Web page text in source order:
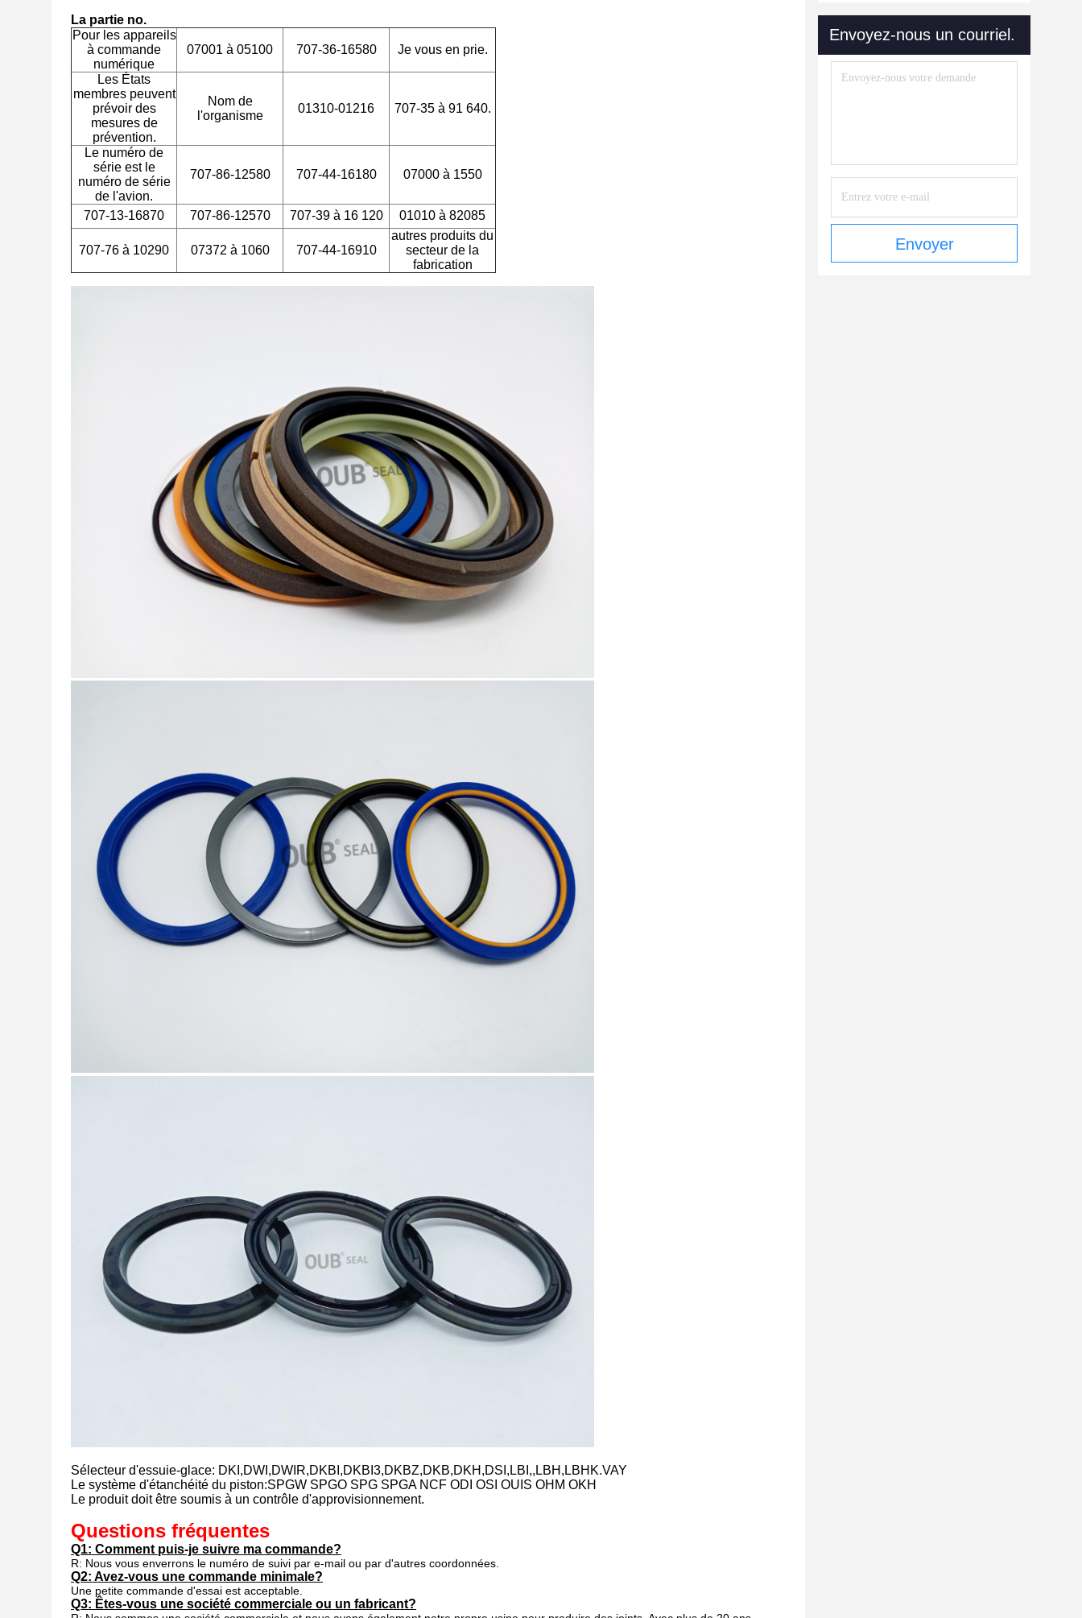
La partie no.
Pour les appareils
à commande
numérique
07001 à 05100 707-36-16580 Je vous en prie.
Les États
membres peuvent
prévoir des
mesures de
prévention.
Nom de
l'organisme
01310-01216 707-35 à 91 640.
Le numéro de
série est le
numéro de série
de l'avion.
707-86-12580 707-44-16180 07000 à 1550
707-13-16870 707-86-12570 707-39 à 16 120 01010 à 82085
707-76 à 10290 07372 à 1060 707-44-16910
autres produits du
secteur de la
fabrication
Sélecteur d'essuie-glace: DKI,DWI,DWIR,DKBI,DKBI3,DKBZ,DKB,DKH,DSI,LBI,,LBH,LBHK.VAY
Le système d'étanchéité du piston:SPGW SPGO SPG SPGA NCF ODI OSI OUIS OHM OKH
Le produit doit être soumis à un contrôle d'approvisionnement.
Questions fréquentes
Q1: Comment puis-je suivre ma commande?
R: Nous vous enverrons le numéro de suivi par e-mail ou par d'autres coordonnées.
Q2: Avez-vous une commande minimale?
Une petite commande d'essai est acceptable.
Q3: Êtes-vous une société commerciale ou un fabricant?
Envoyez-nous un courriel.
Envoyer